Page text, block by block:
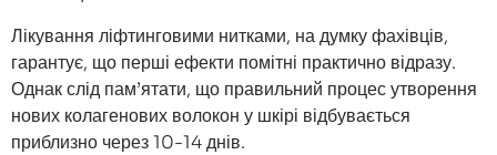
Лікування ліфтинговими нитками, на думку фахівців,
гарантує, що перші ефекти помітні практично відразу.
Однак слід пам’ятати, що правильний процес утворення
нових колагенових волокон у шкірі відбувається
приблизно через 10-14 днів.